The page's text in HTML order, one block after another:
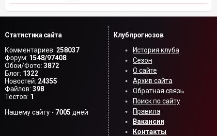
Статистика сайта
Комментариев: 258037
Форум: 1548/97408
Обои/Фото: 3872
Блог: 1322
Новостей: 24355
Файлов: 398
Тестов: 1
Нашему сайту - 7005 дней
Клуб прогнозов
История клуба
Сезон
О сайте
Архив сайта
Обратная связь
Поиск по сайту
Правила
Вакансии
Контакты